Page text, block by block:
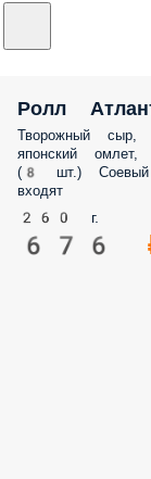
Ролл
Творожный сыр,
японский
(8 шт.) Соевый
входят
260 г.
676